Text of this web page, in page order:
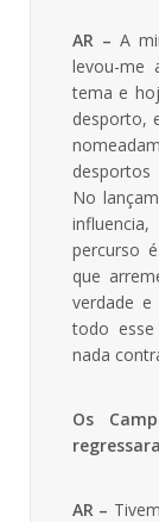
AR – A
levou-me
tema e
desporto,
No
percurso
que
verdade
todo
nada
Os
AR –